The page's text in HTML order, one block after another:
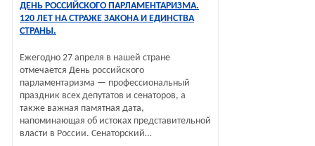
ДЕНЬ РОССИЙСКОГО ПАРЛАМЕНТАРИЗМА.
120 ЛЕТ НА СТРАЖЕ ЗАКОНА И ЕДИНСТВА
СТРАНЫ.
Ежегодно 27 апреля в нашей стране
отмечается День российского
парламентаризма — профессиональный
праздник всех депутатов и сенаторов, а
также важная памятная дата,
напоминающая об истоках представительной
власти в России. Сенаторский…